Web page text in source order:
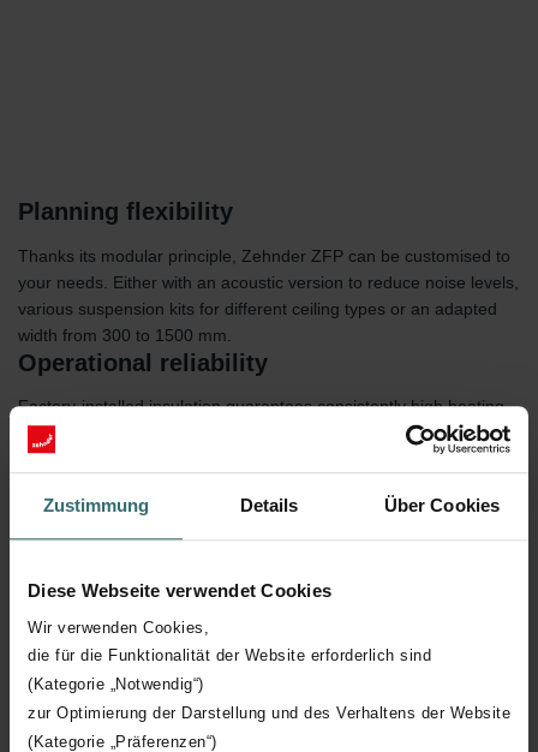
Zustimmung Details Über Cookies
Diese Webseite verwendet Cookies
Wir verwenden Cookies,
die für die Funktionalität der Website erforderlich sind
(Kategorie „Notwendig“)
zur Optimierung der Darstellung und des Verhaltens der Website
(Kategorie „Präferenzen“)
Planning flexibility
Thanks its modular principle, Zehnder ZFP can be customised to
your needs. Either with an acoustic version to reduce noise levels,
various suspension kits for different ceiling types or an adapted
width from 300 to 1500 mm.
Operational reliability
Factory-installed insulation guarantees consistently high heating
performance. The galvanization of all product components
provides corrosion resistance when cooling.